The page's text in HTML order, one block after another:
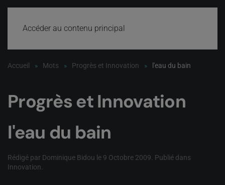
Accéder au contenu principal
Accueil Mots Progrès et Innovation l'eau du bain
Progrès et Innovation
l'eau du bain
Rédigé par Dominique Bidou le 9 Octobre 2009 . Publié dans
Innovation